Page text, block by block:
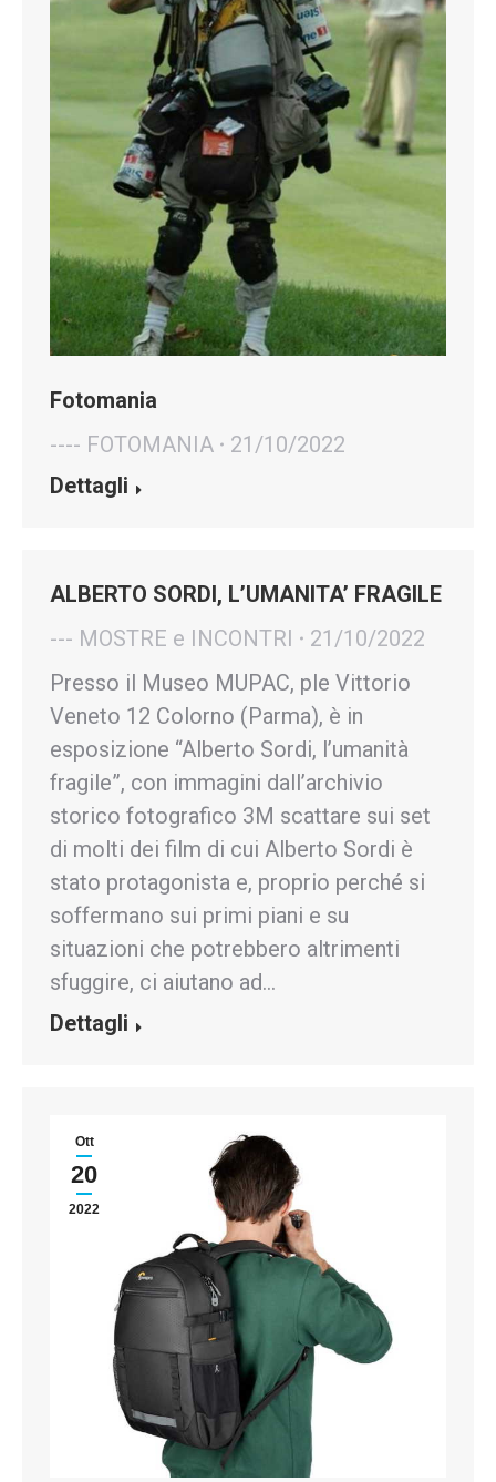
Fotomania
---- FOTOMANIA
21/10/2022
Dettagli
ALBERTO SORDI, L’UMANITA’ FRAGILE
--- MOSTRE e INCONTRI
21/10/2022
Presso il Museo MUPAC, ple Vittorio
Veneto 12 Colorno (Parma), è in
esposizione “Alberto Sordi, l’umanità
fragile”, con immagini dall’archivio
storico fotografico 3M scattare sui set
di molti dei film di cui Alberto Sordi è
stato protagonista e, proprio perché si
soffermano sui primi piani e su
situazioni che potrebbero altrimenti
sfuggire, ci aiutano ad…
Dettagli
Ott
20
2022